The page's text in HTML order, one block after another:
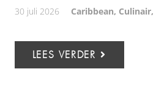
30 juli 2026 Caribbean, Culinair,
LEES VERDER